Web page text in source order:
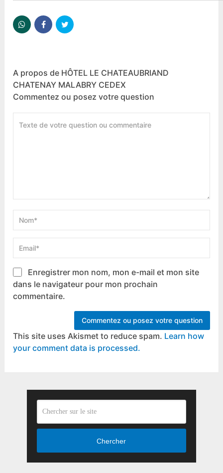
A propos de HÔTEL LE CHATEAUBRIAND
CHATENAY MALABRY CEDEX
Commentez ou posez votre question
Enregistrer mon nom, mon e-mail et mon site
dans le navigateur pour mon prochain
commentaire.
This site uses Akismet to reduce spam. Learn how
your comment data is processed.
Chercher